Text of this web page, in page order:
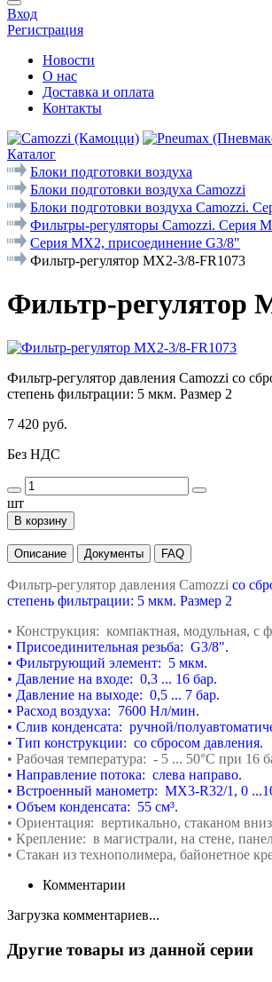
Вход
Регистрация
Новости
О нас
Доставка и оплата
Контакты
Каталог
Блоки подготовки воздуха
Блоки подготовки воздуха Camozzi
Блоки подготовки воздуха Camozzi.
Фильтры-регуляторы Camozzi. Cерия
Серия MX2, присоединение G3/8"
Фильтр-регулятор MX2-3/8-FR1073
Фильтр-регулятор
Фильтр-регулятор давления Camozzi со
степень фильтрации: 5 мкм. Размер 2
7 420 руб.
Без НДС
шт
В корзину
Описание Документы FAQ
Фильтр-регулятор давления Camozzi со
степень фильтрации: 5 мкм. Размер 2
• Конструкция: компактная, модульная, с
• Присоединительная резьба: G3/8".
• Фильтрующий элемент: 5 мкм.
• Давление на входе: 0,3 ... 16 бар.
• Давление на выходе: 0,5 ... 7 бар.
• Расход воздуха: 7600 Нл/мин.
• Слив конденсата: ручной/
• Тип конструкции: со сбросом давления.
• Рабочая температура: - 5 ... 50°С при 16
• Направление потока: слева направо.
• Встроенный манометр: MX3-R32/1, 0
• Объем конденсата: 55 см³.
• Ориентация: вертикально, стаканом
• Крепление: в магистрали, на стене,
• Стакан из технополимера, байонетное
Комментарии
Загрузка комментариев...
Другие товары из данной серии